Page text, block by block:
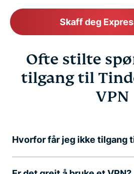
Skaff deg
Ofte stilte
tilgang til
VPN
Hvorfor får jeg ikke tilgang